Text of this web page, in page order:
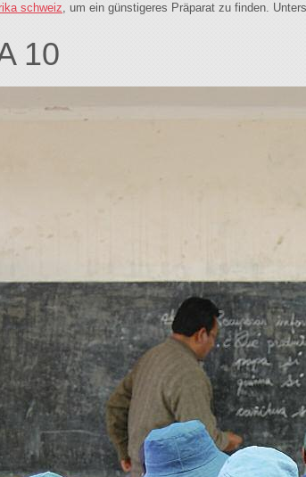
schweiz, um ein günstigeres Präparat zu finden.
10